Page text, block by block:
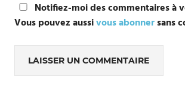
Notifiez-moi des commentaires à
Vous pouvez aussivous abonnersans